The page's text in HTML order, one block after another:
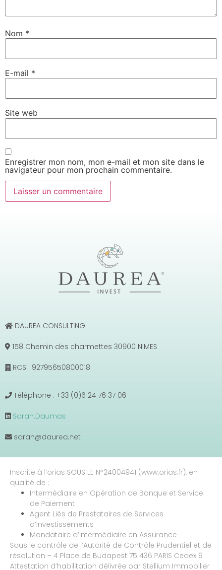
Nom *
E-mail *
Site web
Enregistrer mon nom, mon e-mail et mon site dans le
navigateur pour mon prochain commentaire.
DAUREA CONSULTING
158 Chemin des charmettes 30900 NIMES
RCS : 92795650800018
Téléphone : +33 (0)6 24 76 37 06
Sarah.Daumas
sarah@daurea.net
Inscrite à l’orias SOUS LE N°24004941 (www.orias.fr), en
qualité de :
Intermédiaire en Opération de Banque et Service
de Paiement
Agent Liés de Prestataires de Services
d’Investissements
Mandataire d’Intermédiaire en Assurance
Sous le contrôle de l’Autorité de Contrôle Prudentiel et de
résolution – 4 Place de Budapest 75 436 PARIS Cedex 9
Attestation d’habilitation délivrée par Stellium Immobilier